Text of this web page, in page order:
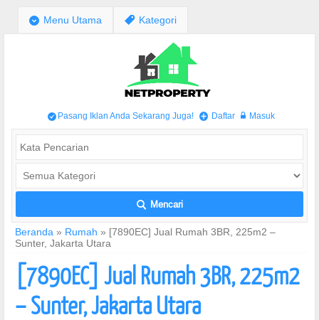
; Menu Utama , Kategori
/ Pasang Iklan Anda Sekarang Juga! + Daftar w Masuk
L Mencari
Beranda » Rumah » [7890EC] Jual Rumah 3BR, 225m2 –
Sunter, Jakarta Utara
[7890EC] Jual Rumah 3BR, 225m2
– Sunter, Jakarta Utara